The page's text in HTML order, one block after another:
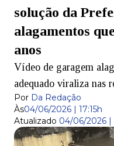
solução da
alagamentos
anos
Vídeo de garagem
adequado viraliza nas
Por Da Redação
Às04/06/2026 | 17:15h
Atualizado 04/06/2026 |